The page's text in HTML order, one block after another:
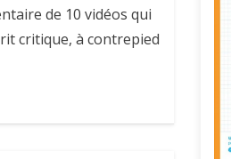
de 10 vidéos qui
critique, à contrepied